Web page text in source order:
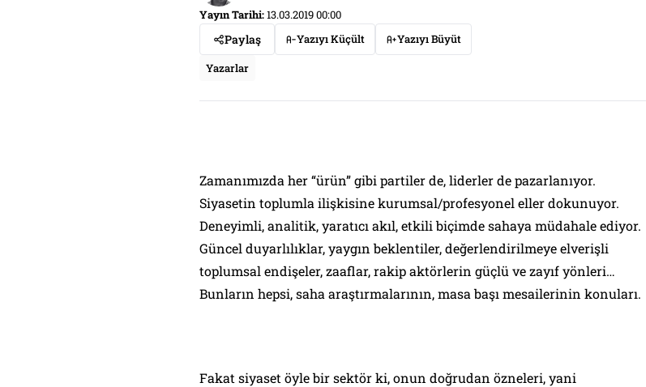
Yayın Tarihi:13.03.2019 00:00
Paylaş Yazıyı Küçült
Yazıyı Büyüt
Yazarlar
Zamanımızda her “ürün” gibi partiler de, liderler de pazarlanıyor.
Siyasetin toplumla ilişkisine kurumsal/profesyonel eller dokunuyor.
Deneyimli, analitik, yaratıcı akıl, etkili biçimde sahaya müdahale ediyor.
Güncel duyarlılıklar, yaygın beklentiler, değerlendirilmeye elverişli
toplumsal endişeler, zaaflar, rakip aktörlerin güçlü ve zayıf yönleri…
Bunların hepsi, saha araştırmalarının, masa başı mesailerinin konuları.
Fakat siyaset öyle bir sektör ki, onun doğrudan özneleri, yani